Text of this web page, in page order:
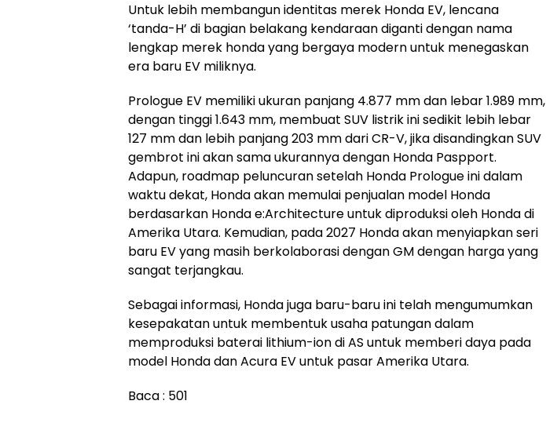
Untuk lebih membangun identitas merek Honda EV, lencana
‘tanda-H’ di bagian belakang kendaraan diganti dengan nama
lengkap merek honda yang bergaya modern untuk menegaskan
era baru EV miliknya.
Prologue EV memiliki ukuran panjang 4.877 mm dan lebar 1.989 mm,
dengan tinggi 1.643 mm, membuat SUV listrik ini sedikit lebih lebar
127 mm dan lebih panjang 203 mm dari CR-V, jika disandingkan SUV
gembrot ini akan sama ukurannya dengan Honda Paspport.
Adapun, roadmap peluncuran setelah Honda Prologue ini dalam
waktu dekat, Honda akan memulai penjualan model Honda
berdasarkan Honda e:Architecture untuk diproduksi oleh Honda di
Amerika Utara. Kemudian, pada 2027 Honda akan menyiapkan seri
baru EV yang masih berkolaborasi dengan GM dengan harga yang
sangat terjangkau.
Sebagai informasi, Honda juga baru-baru ini telah mengumumkan
kesepakatan untuk membentuk usaha patungan dalam
memproduksi baterai lithium-ion di AS untuk memberi daya pada
model Honda dan Acura EV untuk pasar Amerika Utara.
Baca : 501